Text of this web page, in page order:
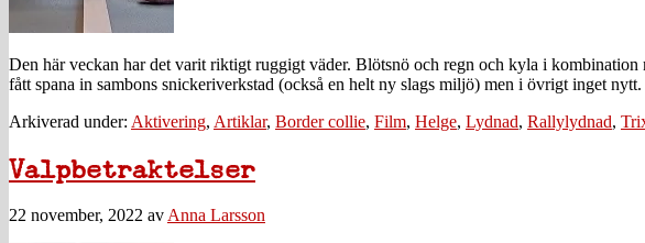
Den här veckan har det varit riktigt ruggigt väder. Blötsnö och regn och kyla i
fått spana in sambons snickeriverkstad (också en helt ny slags miljö) men i övrigt inget
Arkiverad under: Aktivering, Artiklar, Border collie, Film, Helge, Lydnad, Rallylydnad,
Valpbetraktelser
22 november, 2022 av Anna Larsson